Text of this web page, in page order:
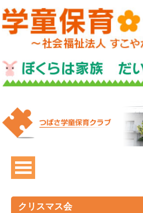
クリスマス会